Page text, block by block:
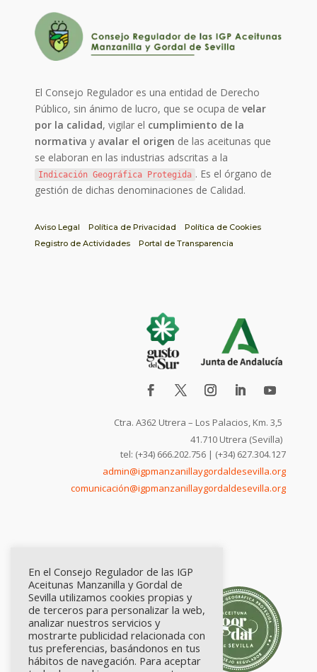
El Consejo Regulador es una entidad de Derecho
Público, sin ánimo de lucro, que se ocupa develar
por la calidad, vigilar el cumplimiento de la
normativa y avalar el origen de las aceitunas que
se elaboran en las industrias adscritas a la
Indicación Geográfica Protegida . Es el órgano de
gestión de dichas denominaciones de Calidad.
Aviso Legal Política de Privacidad
Política de Cookies
Registro de Actividades
Portal de Transparencia
Ctra. A362 Utrera – Los Palacios, Km. 3,5
41.710 Utrera (Sevilla)
tel: (+34) 666.202.756 | (+34) 627.304.127
admin@igpmanzanillaygordaldesevilla.org
comunicación@igpmanzanillaygordaldesevilla.org
En el Consejo Regulador de las IGP
Aceitunas Manzanilla y Gordal de
Sevilla utilizamos cookies propias y
de terceros para personalizar la web,
analizar nuestros servicios y
mostrarte publicidad relacionada con
tus preferencias, basándonos en tus
hábitos de navegación. Para aceptar